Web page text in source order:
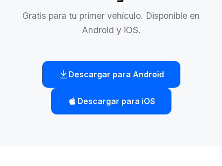
Gratis para tu primer vehículo. Disponible en
Android y iOS.
Descargar para Android
Descargar para iOS